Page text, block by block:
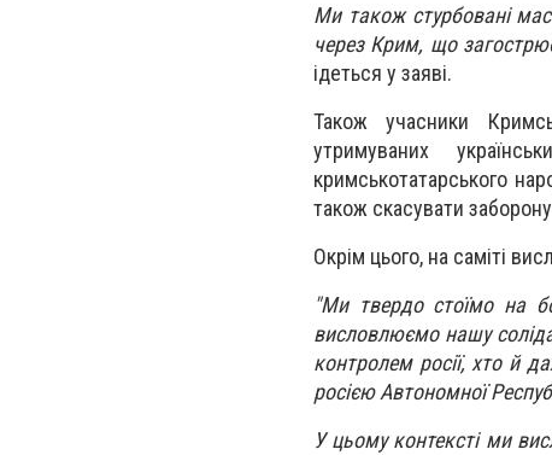
Ми також стурбовані
через Крим, що
ідеться у заяві.
Також учасники
утримуваних
кримськотатарського
також скасувати
Окрім цього, на саміті
"Ми твердо стоїмо на
висловлюємо нашу
контролем росії, хто й
росією Автономної
У цьому контексті ми